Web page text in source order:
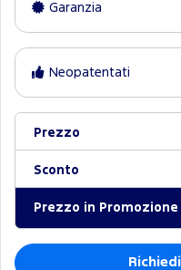
Garanzia
Neopatentati
Prezzo
Sconto
Prezzo in Promozione